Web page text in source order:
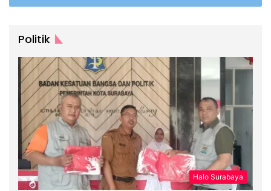
Politik
Halo Surabaya